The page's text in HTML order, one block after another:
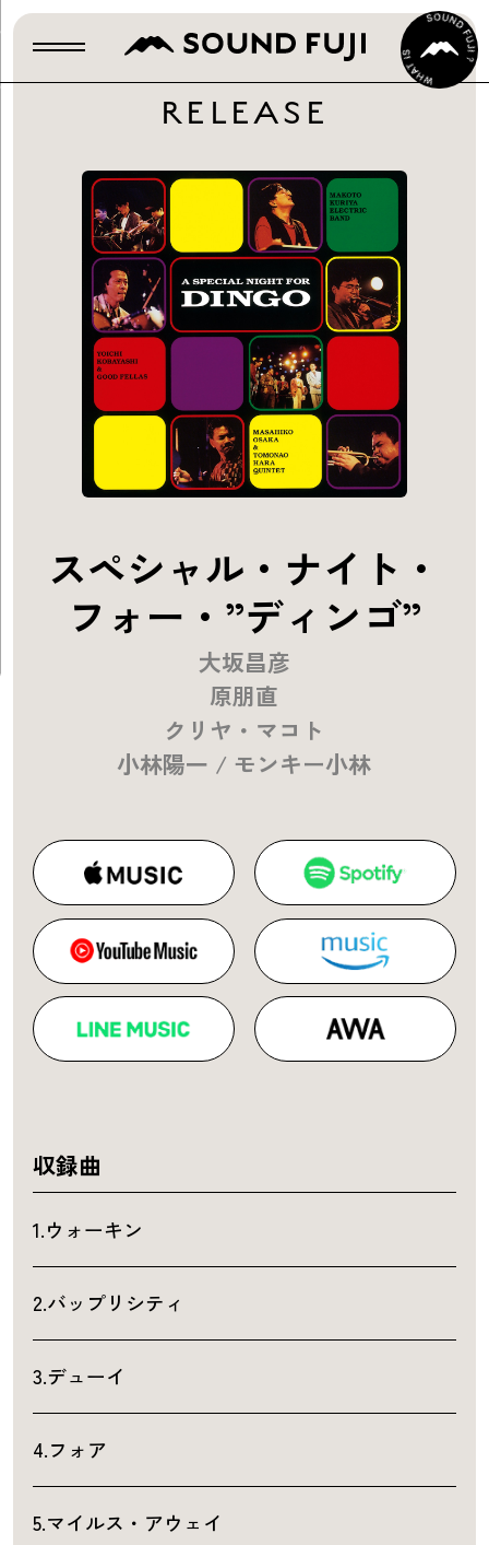
RELEASE
スペシャル・ナイト・
フォー・”ディンゴ”
大坂昌彦
原朋直
クリヤ・マコト
小林陽一 / モンキー小林
収録曲
1.ウォーキン
2.バップリシティ
3.デューイ
4.フォア
5.マイルス・アウェイ